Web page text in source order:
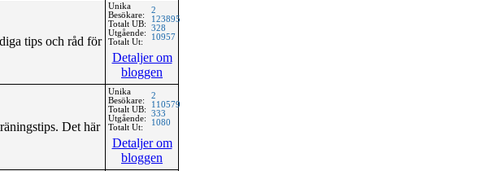
tips och råd för
Unika
Besökare:
Totalt UB:
Utgående:
Totalt Ut:
2
123895
328
10957
Detaljer om
bloggen
Det här
Unika
Besökare:
Totalt UB:
Utgående:
Totalt Ut:
2
110579
333
1080
Detaljer om
bloggen